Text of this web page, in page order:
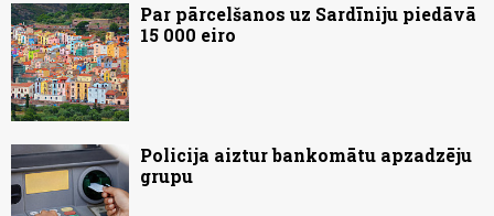
Par pārcelšanos uz Sardīniju piedāvā
15 000 eiro
Policija aiztur bankomātu apzadzēju
grupu